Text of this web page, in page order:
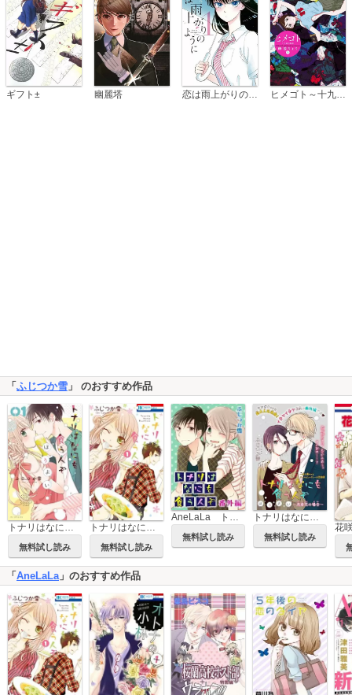
ギフト± 幽麗塔 恋は雨上がりのように ヒメゴト～十九歳の制服～
「 ふじつか雪 」 のおすすめ作品
無料試し読み 無料試し読み
AneLaLa トナリはなにを食う人ぞ 番外編
無料試し読み
トナリはなにを食う人ぞ ほろよい ～高倉花の場合～［1話売り］
無料試し読み
花
「 AneLaLa 」のおすすめ作品